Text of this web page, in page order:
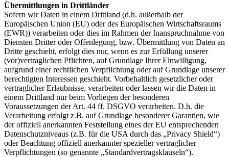
Übermittlungen in Drittländer
Sofern wir Daten in einem Drittland (d.h. außerhalb der
Europäischen Union (EU) oder des Europäischen Wirtschaftsraums
(EWR)) verarbeiten oder dies im Rahmen der Inanspruchnahme von
Diensten Dritter oder Offenlegung, bzw. Übermittlung von Daten an
Dritte geschieht, erfolgt dies nur, wenn es zur Erfüllung unserer
(vor)vertraglichen Pflichten, auf Grundlage Ihrer Einwilligung,
aufgrund einer rechtlichen Verpflichtung oder auf Grundlage unserer
berechtigten Interessen geschieht. Vorbehaltlich gesetzlicher oder
vertraglicher Erlaubnisse, verarbeiten oder lassen wir die Daten in
einem Drittland nur beim Vorliegen der besonderen
Voraussetzungen der Art. 44 ff. DSGVO verarbeiten. D.h. die
Verarbeitung erfolgt z.B. auf Grundlage besonderer Garantien, wie
der offiziell anerkannten Feststellung eines der EU entsprechenden
Datenschutzniveaus (z.B. für die USA durch das „Privacy Shield“)
oder Beachtung offiziell anerkannter spezieller vertraglicher
Verpflichtungen (so genannte „Standardvertragsklauseln“).